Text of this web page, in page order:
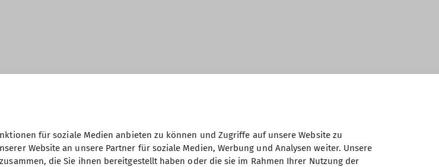
für soziale Medien anbieten zu können und Zugriffe auf unsere Website zu
Website an unsere Partner für soziale Medien, Werbung und Analysen weiter. Unsere
die Sie ihnen bereitgestellt haben oder die sie im Rahmen Ihrer Nutzung der